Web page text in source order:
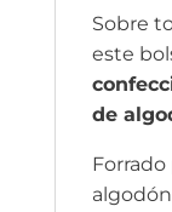
Sobre
este
de